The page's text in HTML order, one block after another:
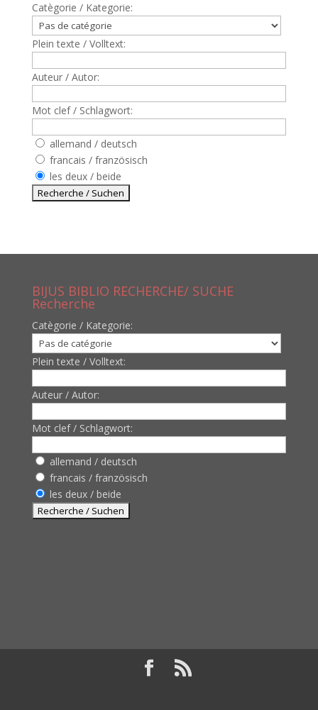
Catègorie / Kategorie:
Plein texte / Volltext:
Auteur / Autor:
Mot clef / Schlagwort:
allemand / deutsch
francais / französisch
les deux / beide
BIJUS BIBLIO RECHERCHE/ SUCHE
Recherche
Catègorie / Kategorie:
Plein texte / Volltext:
Auteur / Autor:
Mot clef / Schlagwort:
allemand / deutsch
francais / französisch
les deux / beide